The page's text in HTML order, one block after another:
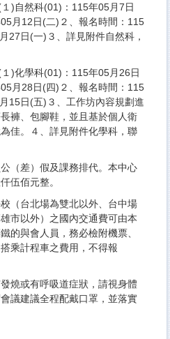
)自然科(01)：115年05月7日
月12日(二)２、報名時間：115
27日(一)３、詳見附件自然科，
)化學科(01)：115年05月26日
月28日(四)２、報名時間：115
15日(五)３、工作坊內容規劃進
褲、包腳鞋，並且基於個人衛
佳。４、詳見附件化學科，聯
（差）假及課務排代。本中心
伍佰元整。
（台北場為雙北以外、台中場
市以外）之國內交通費可由本
的與會人員，務必檢附機票、
乘計程車之費用，不得報
燒或有呼吸道症狀，請視身體
議建議全程配戴口罩，並落實